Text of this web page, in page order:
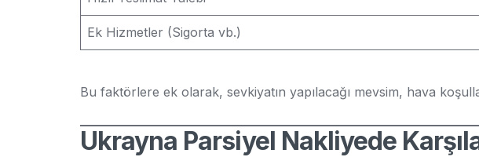
Ek Hizmetler (Sigorta vb.)
Bu faktörlere ek olarak, sevkiyatın yapılacağı mevsim, hava
Ukrayna Parsiyel Nakliyede